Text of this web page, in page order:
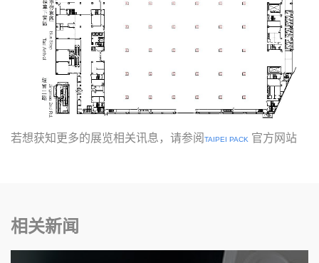
若想获知更多的展览相关讯息，请参阅 TAIPEI PACK 官方网站
相关新闻